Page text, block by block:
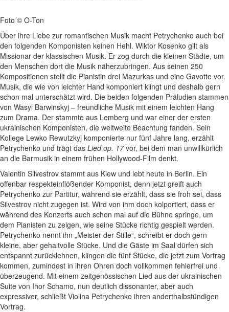
Foto © O-Ton
Über ihre Liebe zur romantischen Musik macht Petrychenko auch bei
den folgenden Komponisten keinen Hehl. Wiktor Kosenko gilt als
Missionar der klassischen Musik. Er zog durch die kleinen Städte, um
den Menschen dort die Musik näherzubringen. Aus seinen 250
Kompositionen stellt die Pianistin drei Mazurkas und eine Gavotte vor.
Musik, die wie von leichter Hand komponiert klingt und deshalb gern
schon mal unterschätzt wird. Die beiden folgenden Präludien stammen
von Wasyl Barwinskyj – freundliche Musik mit einem leichten Hang
zum Drama. Der stammte aus Lemberg und war einer der ersten
ukrainischen Komponisten, die weltweite Beachtung fanden. Sein
Kollege Lewko Rewutzkyj komponierte nur fünf Jahre lang, erzählt
Petrychenko und trägt das Lied op. 17vor, bei dem man unwillkürlich
an die Barmusik in einem frühen Hollywood-Film denkt.
Valentin Silvestrov stammt aus Kiew und lebt heute in Berlin. Ein
offenbar respekteinflößender Komponist, denn jetzt greift auch
Petrychenko zur Partitur, während sie erzählt, dass sie froh sei, dass
Silvestrov nicht zugegen ist. Wird von ihm doch kolportiert, dass er
während des Konzerts auch schon mal auf die Bühne springe, um
dem Pianisten zu zeigen, wie seine Stücke richtig gespielt werden.
Petrychenko nennt ihn „Meister der Stille“, schreibt er doch gern
kleine, aber gehaltvolle Stücke. Und die Gäste im Saal dürfen sich
entspannt zurücklehnen, klingen die fünf Stücke, die jetzt zum Vortrag
kommen, zumindest in ihren Ohren doch vollkommen fehlerfrei und
überzeugend. Mit einem zeitgenössischen Lied aus der ukrainischen
Suite von Ihor Schamo, nun deutlich dissonanter, aber auch
expressiver, schließt Violina Petrychenko ihren anderthalbstündigen
Vortrag.